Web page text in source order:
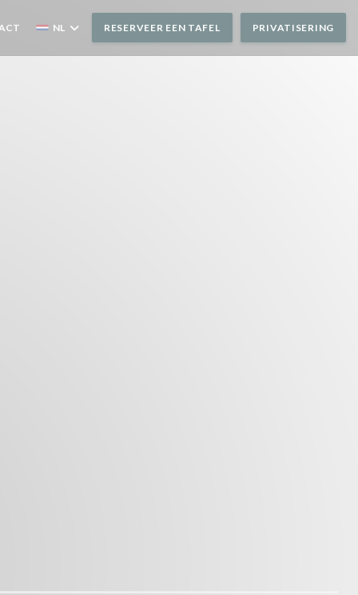
NL RESERVEER EEN TAFEL PRIVATISERING